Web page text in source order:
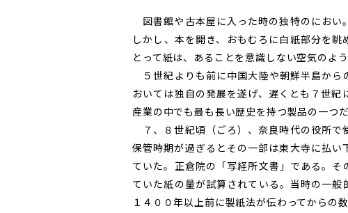
図書館や古本屋に入った時の独特のにおい
しかし、本を開き、おもむろに白紙部分を
とって紙は、あることを意識しない空気のよう
５世紀よりも前に中国大陸や朝鮮半島から
おいては独自の発展を遂げ、遅くとも７世
産業の中でも最も長い歴史を持つ製品の一つだ
７、８世紀頃（ごろ）、奈良時代の役所で
保管時期が過ぎるとその一部は東大寺に払
ていた。正倉院の「写経所文書」である。
ていた紙の量が試算されている。当時の一般
１４００年以上前に製紙法が伝わってからの